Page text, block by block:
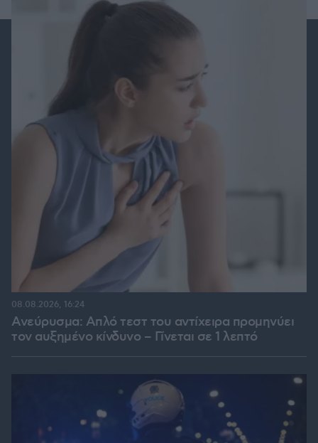
Ανεύρυσμα: Απλό τεστ του αντίχειρα προμηνύει
τον αυξημένο κίνδυνο – Γίνεται σε 1 λεπτό
08.08.2026, 16:24